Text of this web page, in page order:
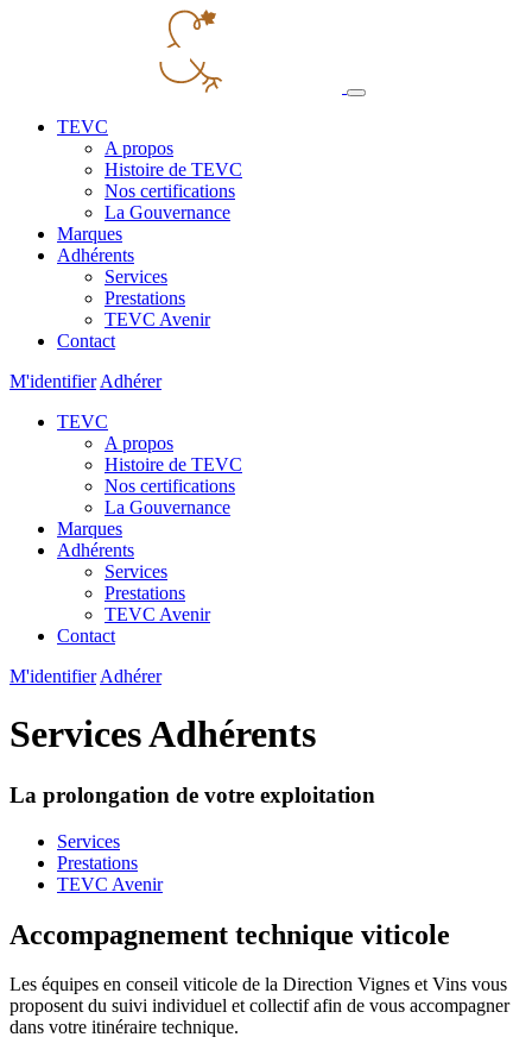
TEVC
A propos
Histoire de TEVC
Nos certifications
La Gouvernance
Marques
Adhérents
Services
Prestations
TEVC Avenir
Contact
M'identifier Adhérer
TEVC
A propos
Histoire de TEVC
Nos certifications
La Gouvernance
Marques
Adhérents
Services
Prestations
TEVC Avenir
Contact
M'identifier Adhérer
Services Adhérents
La prolongation de votre exploitation
Services
Prestations
TEVC Avenir
Accompagnement technique viticole
Les équipes en conseil viticole de la Direction Vignes et Vins vous
proposent du suivi individuel et collectif afin de vous accompagner
dans votre itinéraire technique.